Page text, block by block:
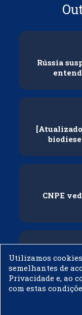
Rússia
CNPE
Acelen
Bunge
Utilizamos
semelhantes de
Privacidade e, ao
com estas